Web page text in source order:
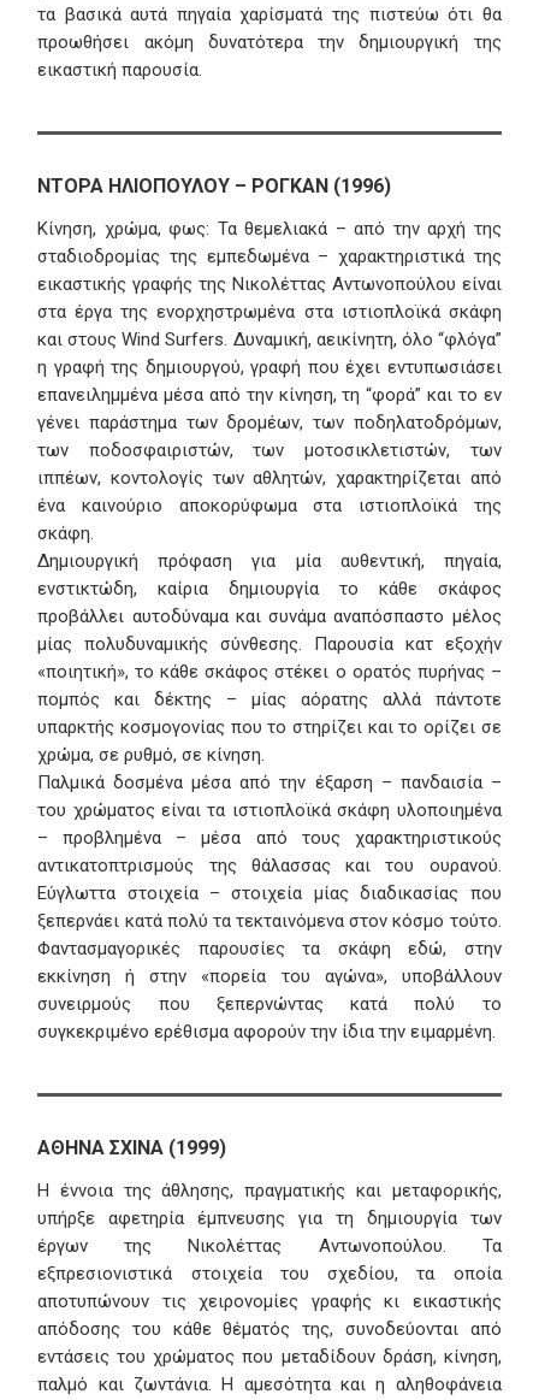
τα βασικά αυτά πηγαία χαρίσματά της πιστεύω ότι θα
προωθήσει ακόμη δυνατότερα την δημιουργική της
εικαστική παρουσία.
ΝΤΟΡΑ ΗΛΙΟΠΟΥΛΟΥ – ΡΟΓΚΑΝ (1996)
Κίνηση, χρώμα, φως: Τα θεμελιακά – από την αρχή της
σταδιοδρομίας της εμπεδωμένα – χαρακτηριστικά της
εικαστικής γραφής της Νικολέττας Αντωνοπούλου είναι
στα έργα της ενορχηστρωμένα στα ιστιοπλοϊκά σκάφη
και στους Wind Surfers. Δυναμική, αεικίνητη, όλο “φλόγα”
η γραφή της δημιουργού, γραφή που έχει εντυπωσιάσει
επανειλημμένα μέσα από την κίνηση, τη “φορά” και το εν
γένει παράστημα των δρομέων, των ποδηλατοδρόμων,
των ποδοσφαιριστών, των μοτοσικλετιστών, των
ιππέων, κοντολογίς των αθλητών, χαρακτηρίζεται από
ένα καινούριο αποκορύφωμα στα ιστιοπλοϊκά της
σκάφη.
Δημιουργική πρόφαση για μία αυθεντική, πηγαία,
ενστικτώδη, καίρια δημιουργία το κάθε σκάφος
προβάλλει αυτοδύναμα και συνάμα αναπόσπαστο μέλος
μίας πολυδυναμικής σύνθεσης. Παρουσία κατ εξοχήν
«ποιητική», το κάθε σκάφος στέκει ο ορατός πυρήνας –
πομπός και δέκτης – μίας αόρατης αλλά πάντοτε
υπαρκτής κοσμογονίας που το στηρίζει και το ορίζει σε
χρώμα, σε ρυθμό, σε κίνηση.
Παλμικά δοσμένα μέσα από την έξαρση – πανδαισία –
του χρώματος είναι τα ιστιοπλοϊκά σκάφη υλοποιημένα
– προβλημένα – μέσα από τους χαρακτηριστικούς
αντικατοπτρισμούς της θάλασσας και του ουρανού.
Εύγλωττα στοιχεία – στοιχεία μίας διαδικασίας που
ξεπερνάει κατά πολύ τα τεκταινόμενα στον κόσμο τούτο.
Φαντασμαγορικές παρουσίες τα σκάφη εδώ, στην
εκκίνηση ή στην «πορεία του αγώνα», υποβάλλουν
συνειρμούς που ξεπερνώντας κατά πολύ το
συγκεκριμένο ερέθισμα αφορούν την ίδια την ειμαρμένη.
ΑΘΗΝΑ ΣΧΙΝΑ (1999)
Η έννοια της άθλησης, πραγματικής και μεταφορικής,
υπήρξε αφετηρία έμπνευσης για τη δημιουργία των
έργων της Νικολέττας Αντωνοπούλου. Τα
εξπρεσιονιστικά στοιχεία του σχεδίου, τα οποία
αποτυπώνουν τις χειρονομίες γραφής κι εικαστικής
απόδοσης του κάθε θέματός της, συνοδεύονται από
εντάσεις του χρώματος που μεταδίδουν δράση, κίνηση,
παλμό και ζωντάνια. Η αμεσότητα και η αληθοφάνεια